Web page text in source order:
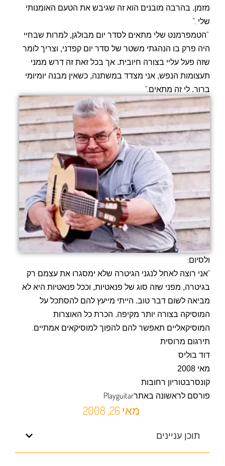
מאי 26, 2008
תוכן עניינים
מזמן. בהרבה מובנים הוא זה שגיבש את הטעם האומנותי
שלי ".
"הטמפרמנט שלי מתאים לסדר יום מבולגן, למרות שבחיי
היה פרק בו הנהגתי משטר של סדר יום קפדני, וצריך לומר
שזה פעל עליי בצורה חיובית. אך בכל זאת זה דרש ממני
תעצומות הנפש, אני מצדד במשתנה, כשאין מבנה יומיומי
ברור. לי זה מתאים".
ולסיום:
"אני רוצה לאחל לנגני הגיטרה שלא ימסגרו את עצמם רק
בגיטרה, מפני שזה סוג של פנאטיות, וככל פנאטיות היא לא
מביאה לשום דבר טוב. הייתי מייעץ להם להסתכל על
המוסיקה בצורה יותר מקיפה. הכרת כל האוצרות
המוסיקאליים תאפשר להם להפוך למוסיקאים אמתיים.
תירגום מרוסית
דוד בוליס
מאי 2008
קונסרבטוריון רחובות
פורסם לראשונה באתרPlayguitar